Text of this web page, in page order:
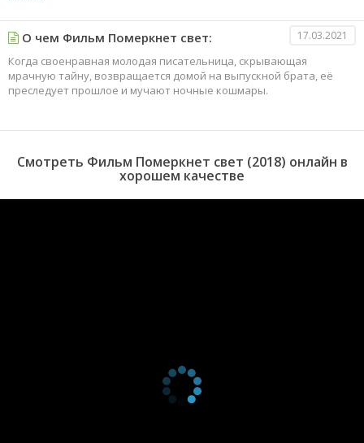
О чем Фильм Померкнет свет: 17.03.2021
Когда своенравная молодая писательница, скрывающая
мрачную тайну, возвращается домой на выпускной брата, её
преследует прошлое и мучают ночные кошмары.
Смотреть Фильм Померкнет свет (2018) онлайн в
хорошем качестве